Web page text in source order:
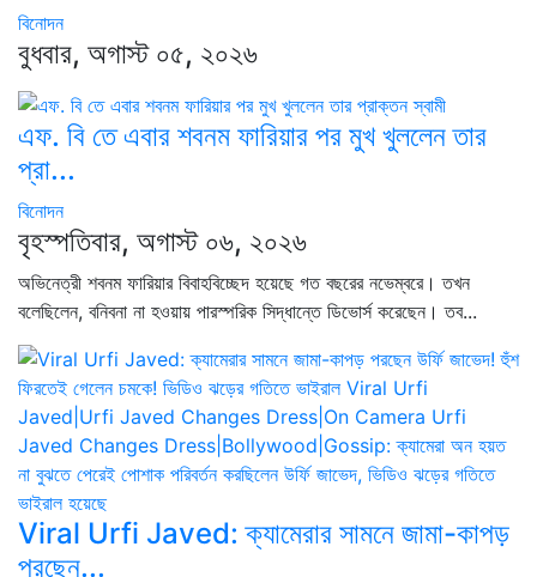
বিনোদন
বুধবার, অগাস্ট ০৫, ২০২৬
এফ. বি তে এবার শবনম ফারিয়ার পর মুখ খুললেন তার
প্রা...
বিনোদন
বৃহস্পতিবার, অগাস্ট ০৬, ২০২৬
অভিনেত্রী শবনম ফারিয়ার বিবাহবিচ্ছেদ হয়েছে গত বছরের নভেম্বরে। তখন
বলেছিলেন, বনিবনা না হওয়ায় পারস্পরিক সিদ্ধান্তে ডিভোর্স করেছেন। তব...
Viral Urfi Javed: ক্যামেরার সামনে জামা-কাপড়
পরছেন...